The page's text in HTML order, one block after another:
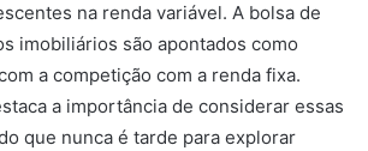
na renda variável. A bolsa de
imobiliários são apontados como
a competição com a renda fixa.
a importância de considerar essas
que nunca é tarde para explorar